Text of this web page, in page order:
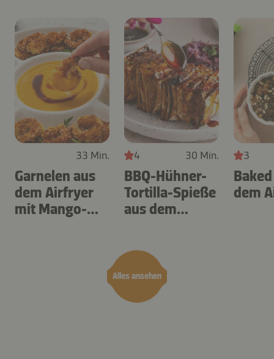
Alles ansehen
33 Min.
Garnelen aus
dem Airfryer
mit Mango-
4 30 Min.
BBQ-Hühner-
Tortilla-Spieße
aus dem
3
dem